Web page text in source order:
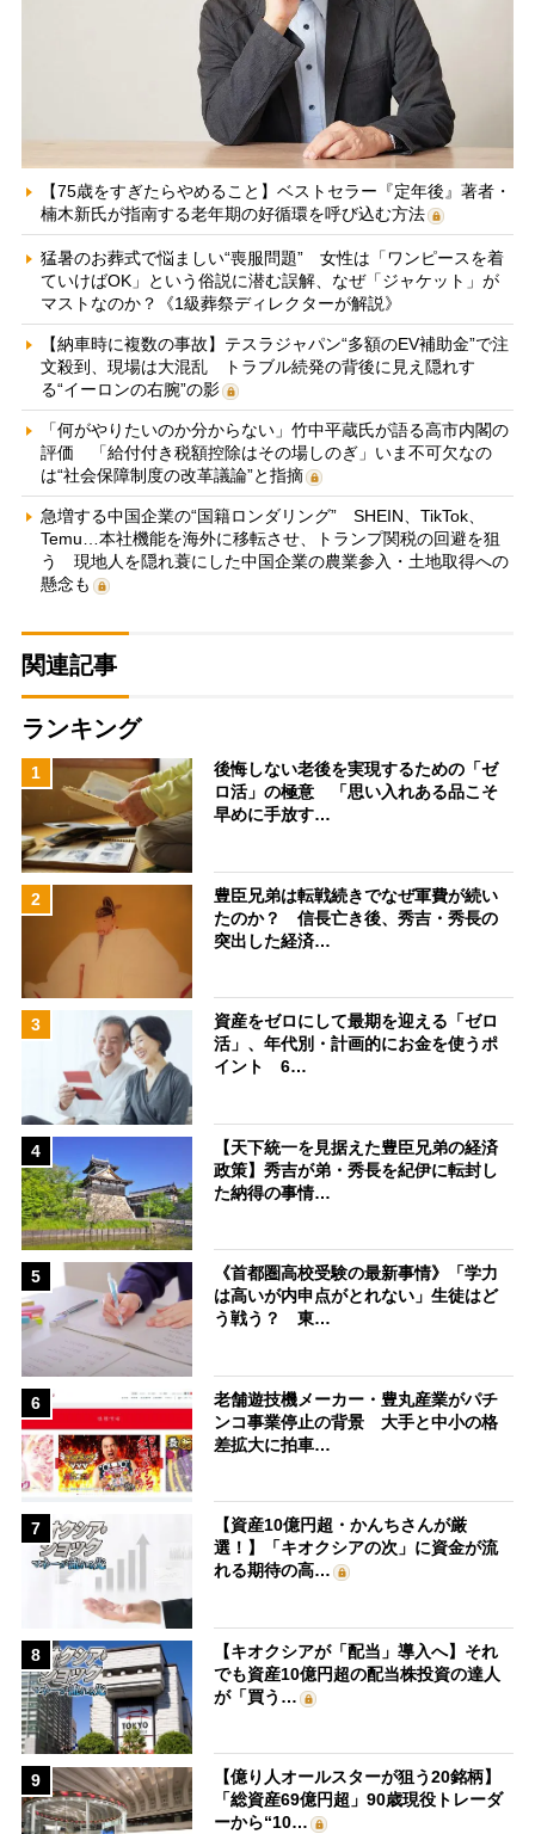
【75歳をすぎたらやめること】ベストセラー『定年後』著者・
楠木新氏が指南する老年期の好循環を呼び込む方法
猛暑のお葬式で悩ましい“喪服問題” 女性は「ワンピースを着
ていけばOK」という俗説に潜む誤解、なぜ「ジャケット」が
マストなのか？《1級葬祭ディレクターが解説》
【納車時に複数の事故】テスラジャパン“多額のEV補助金”で注
文殺到、現場は大混乱 トラブル続発の背後に見え隠れす
る“イーロンの右腕”の影
「何がやりたいのか分からない」竹中平蔵氏が語る高市内閣の
評価 「給付付き税額控除はその場しのぎ」いま不可欠なの
は“社会保障制度の改革議論”と指摘
急増する中国企業の“国籍ロンダリング” SHEIN、TikTok、
Temu…本社機能を海外に移転させ、トランプ関税の回避を狙
う 現地人を隠れ蓑にした中国企業の農業参入・土地取得への
懸念も
関連記事
ランキング
1
後悔しない老後を実現するための「ゼ
ロ活」の極意 「思い入れある品こそ
早めに手放す…
2
豊臣兄弟は転戦続きでなぜ軍費が続い
たのか？ 信長亡き後、秀吉・秀長の
突出した経済…
3
資産をゼロにして最期を迎える「ゼロ
活」、年代別・計画的にお金を使うポ
イント 6…
4
【天下統一を見据えた豊臣兄弟の経済
政策】秀吉が弟・秀長を紀伊に転封し
た納得の事情…
5
《首都圏高校受験の最新事情》「学力
は高いが内申点がとれない」生徒はど
う戦う？ 東…
6
老舗遊技機メーカー・豊丸産業がパチ
ンコ事業停止の背景 大手と中小の格
差拡大に拍車…
7
【資産10億円超・かんちさんが厳
選！】「キオクシアの次」に資金が流
れる期待の高…
8
【キオクシアが「配当」導入へ】それ
でも資産10億円超の配当株投資の達人
が「買う…
9
【億り人オールスターが狙う20銘柄】
「総資産69億円超」90歳現役トレーダ
ーから“10…